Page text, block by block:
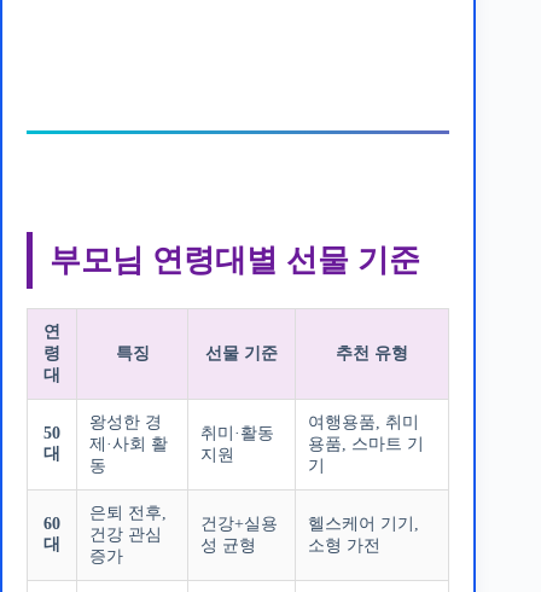
부모님 연령대별 선물 기준
연
령
대
특징 선물 기준 추천 유형
50
대
왕성한 경
제·사회 활
동
취미·활동
지원
여행용품, 취미
용품, 스마트 기
기
60
대
은퇴 전후,
건강 관심
증가
건강+실용
성 균형
헬스케어 기기,
소형 가전